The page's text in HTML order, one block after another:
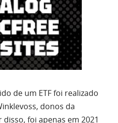
de um ETF foi realizado
donos da
foi apenas em 2021